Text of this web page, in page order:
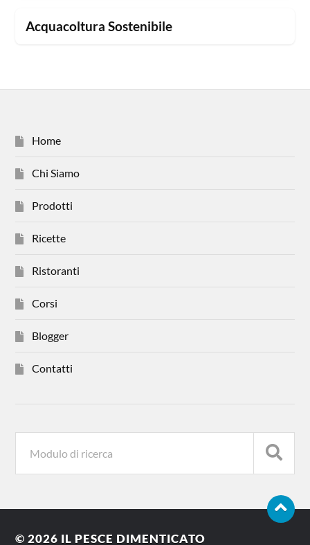
Acquacoltura Sostenibile
Home
Chi Siamo
Prodotti
Ricette
Ristoranti
Corsi
Blogger
Contatti
© 2026 IL PESCE DIMENTICATO